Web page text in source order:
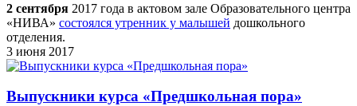
2 сентября 2017 года в актовом зале Образовательного центра
«НИВА» состоялся утренник у малышей дошкольного
отделения.
3 июня 2017
Выпускники курса «Предшкольная пора»